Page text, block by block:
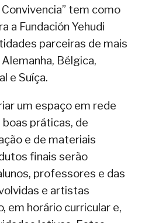
tem como
a Fundación Yehudi
parceiras de mais
Bélgica,
e Suíça.
um espaço em rede
práticas, de
e de materiais
finais serão
professores e das
e artistas
em horário curricular e,